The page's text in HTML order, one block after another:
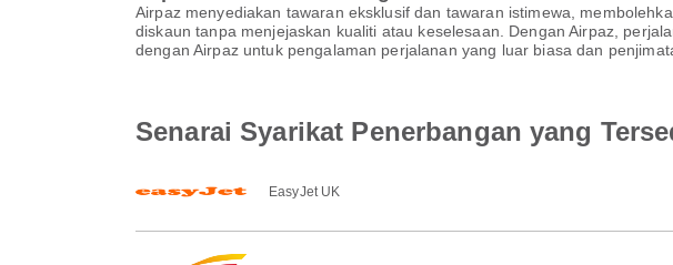
Airpaz menyediakan tawaran eksklusif dan tawaran istimewa,
diskaun tanpa menjejaskan kualiti atau keselesaan. Dengan Airpaz,
dengan Airpaz untuk pengalaman perjalanan yang luar biasa dan
Senarai Syarikat Penerbangan yang
EasyJet UK